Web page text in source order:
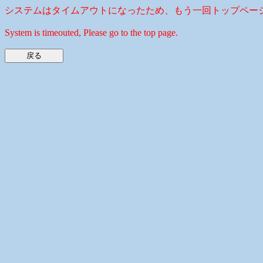
システムはタイムアウトになったため、もう一回トップペー
System is timeouted, Please go to the top page.